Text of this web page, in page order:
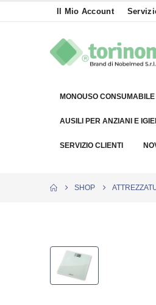
Il Mio Account
MONOUSO CONSUMABILE
AUSILI PER ANZIANI E
SERVIZIO CLIENTI
SHOP